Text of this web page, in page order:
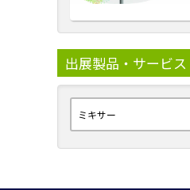
出展製品・サービス
ミキサー